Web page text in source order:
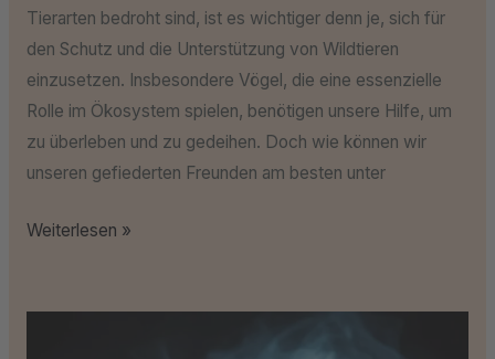
Tierarten bedroht sind, ist es wichtiger denn je, sich für
den Schutz und die Unterstützung von Wildtieren
einzusetzen. Insbesondere Vögel, die eine essenzielle
Rolle im Ökosystem spielen, benötigen unsere Hilfe, um
zu überleben und zu gedeihen. Doch wie können wir
unseren gefiederten Freunden am besten unter
Weiterlesen »